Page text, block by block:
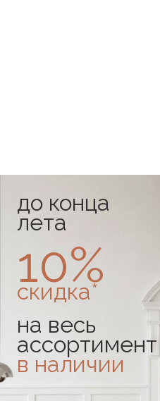
до конца
лета
10%
скидка*
на весь
ассортимент
в наличии